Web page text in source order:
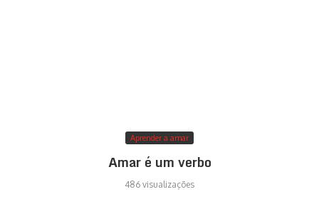
Aprender a amar
Amar é um verbo
486 visualizações